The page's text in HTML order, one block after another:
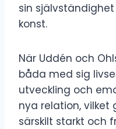
sin
konst.
När Uddén och
båda med sig
utveckling och
nya relation, vilket
särskilt starkt och